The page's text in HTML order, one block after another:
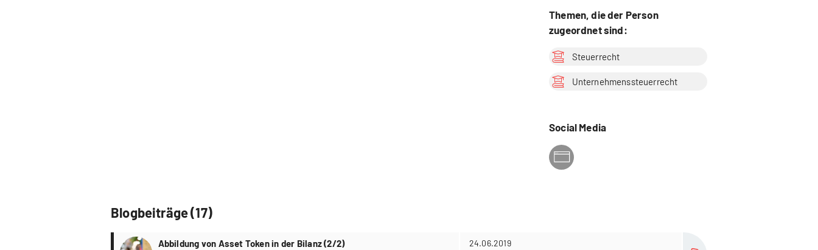
Themen, die der Person
zugeordnet sind:
Steuerrecht
Unternehmenssteuerrecht
Social Media
Blogbeiträge (17)
Abbildung von Asset Token in der Bilanz (2/2)
24.06.2019